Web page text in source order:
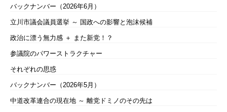
バックナンバー（2026年6月）
立川市議会議員選挙 ～ 国政への影響と泡沫候補
政治に漂う無力感 ＋ また新党！？
参議院のパワーストラクチャー
それぞれの思惑
バックナンバー（2026年5月）
中道改革連合の現在地 ～ 離党ドミノのその先は